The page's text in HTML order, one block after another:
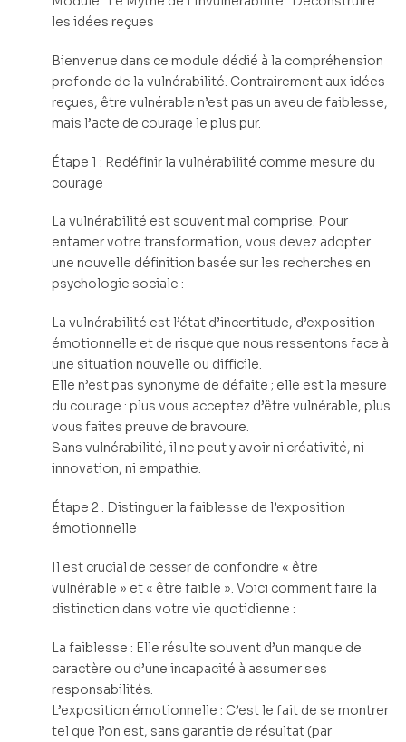
les idées reçues
Bienvenue dans ce module dédié à la compréhension
profonde de la vulnérabilité. Contrairement aux idées
reçues, être vulnérable n’est pas un aveu de faiblesse,
mais l’acte de courage le plus pur.
Étape 1 : Redéfinir la vulnérabilité comme mesure du
courage
La vulnérabilité est souvent mal comprise. Pour
entamer votre transformation, vous devez adopter
une nouvelle définition basée sur les recherches en
psychologie sociale :
La vulnérabilité est l’état d’incertitude, d’exposition
émotionnelle et de risque que nous ressentons face à
une situation nouvelle ou difficile.
Elle n’est pas synonyme de défaite ; elle est la mesure
du courage : plus vous acceptez d’être vulnérable, plus
vous faites preuve de bravoure.
Sans vulnérabilité, il ne peut y avoir ni créativité, ni
innovation, ni empathie.
Étape 2 : Distinguer la faiblesse de l’exposition
émotionnelle
Il est crucial de cesser de confondre « être
vulnérable » et « être faible ». Voici comment faire la
distinction dans votre vie quotidienne :
La faiblesse : Elle résulte souvent d’un manque de
caractère ou d’une incapacité à assumer ses
responsabilités.
L’exposition émotionnelle : C’est le fait de se montrer
tel que l’on est, sans garantie de résultat (par